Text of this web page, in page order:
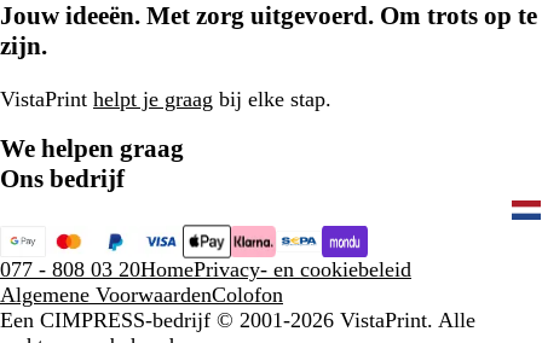
Jouw ideeën. Met zorg uitgevoerd. Om trots op te
zijn.
VistaPrint helpt je graag bij elke stap.
We helpen graag
Ons bedrijf
077 - 808 03 20HomePrivacy- en cookiebeleid
Algemene VoorwaardenColofon
Een CIMPRESS-bedrijf © 2001-2026 VistaPrint. Alle